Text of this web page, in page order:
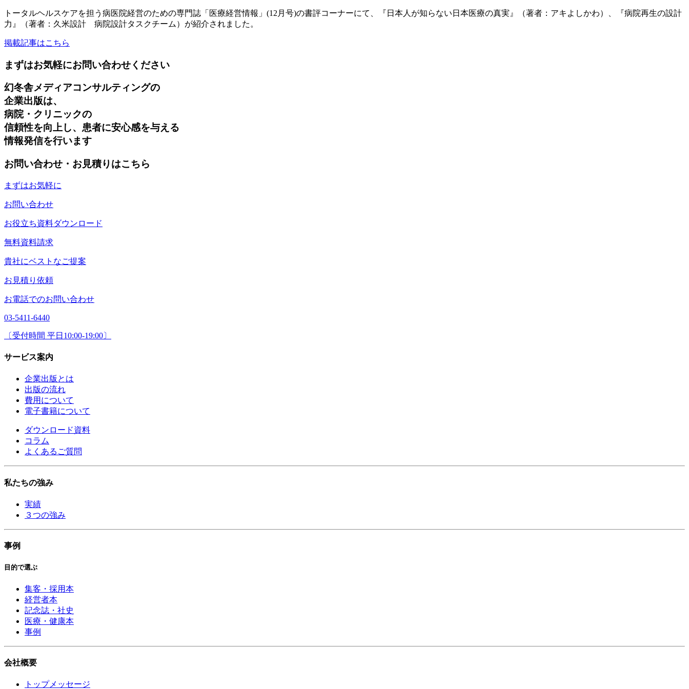
トータルヘルスケアを担う病医院経営のための専門誌「医療経営情報」(12月号)の書評コーナーにて、『日本人が知らない日本医療の真実』（著者：アキよしかわ）、『病院再生の設計
力』（著者：久米設計 病院設計タスクチーム）が紹介されました。
掲載記事はこちら
まずはお気軽にお問い合わせください
幻冬舎メディアコンサルティングの
企業出版は、
病院・クリニックの
信頼性を向上し、患者に安心感を与える
情報発信を行います
お問い合わせ・お見積りはこちら
まずはお気軽に
お問い合わせ
お役立ち資料ダウンロード
無料資料請求
貴社にベストなご提案
お見積り依頼
お電話でのお問い合わせ
03-5411-6440
〔受付時間 平日10:00-19:00〕
サービス案内
企業出版とは
出版の流れ
費用について
電子書籍について
ダウンロード資料
コラム
よくあるご質問
私たちの強み
実績
３つの強み
事例
目的で選ぶ
集客・採用本
経営者本
記念誌・社史
医療・健康本
事例
会社概要
トップメッセージ